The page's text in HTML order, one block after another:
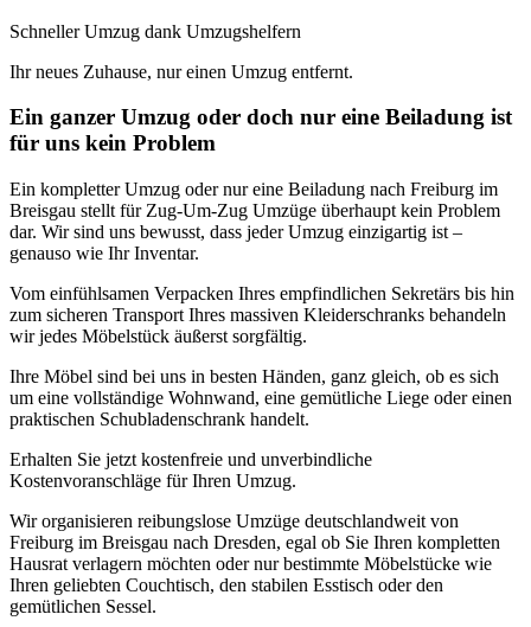
Schneller Umzug dank Umzugshelfern
Ihr neues Zuhause, nur einen Umzug entfernt.
Ein ganzer Umzug oder doch nur eine Beiladung ist
für uns kein Problem
Ein kompletter Umzug oder nur eine Beiladung nach Freiburg im
Breisgau stellt für Zug-Um-Zug Umzüge überhaupt kein Problem
dar. Wir sind uns bewusst, dass jeder Umzug einzigartig ist –
genauso wie Ihr Inventar.
Vom einfühlsamen Verpacken Ihres empfindlichen Sekretärs bis hin
zum sicheren Transport Ihres massiven Kleiderschranks behandeln
wir jedes Möbelstück äußerst sorgfältig.
Ihre Möbel sind bei uns in besten Händen, ganz gleich, ob es sich
um eine vollständige Wohnwand, eine gemütliche Liege oder einen
praktischen Schubladenschrank handelt.
Erhalten Sie jetzt kostenfreie und unverbindliche
Kostenvoranschläge für Ihren Umzug.
Wir organisieren reibungslose Umzüge deutschlandweit von
Freiburg im Breisgau nach Dresden, egal ob Sie Ihren kompletten
Hausrat verlagern möchten oder nur bestimmte Möbelstücke wie
Ihren geliebten Couchtisch, den stabilen Esstisch oder den
gemütlichen Sessel.